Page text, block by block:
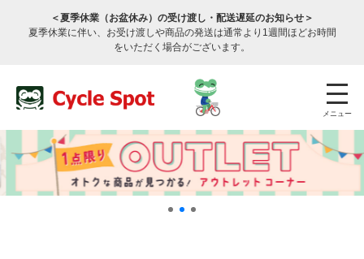
＜夏季休業（お盆休み）の受け渡し・配送遅延のお知らせ＞
夏季休業に伴い、お受け渡しや商品の発送は通常より1週間ほどお時間
をいただく場合がございます。
メニュー